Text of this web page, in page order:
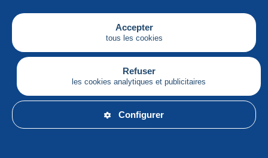
Accepter
tous les cookies
Refuser
les cookies analytiques et publicitaires
Configurer
Société
Services
Articles
Français